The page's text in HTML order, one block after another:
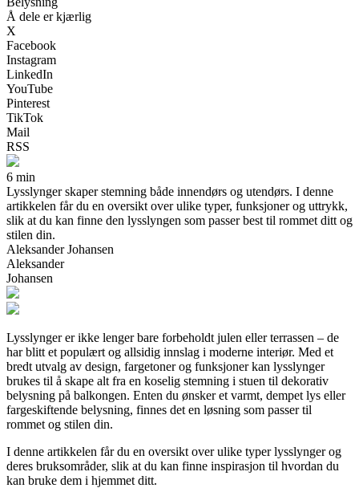
Å dele er kjærlig
X
Facebook
Instagram
LinkedIn
YouTube
Pinterest
TikTok
Mail
RSS
6 min
Lysslynger skaper stemning både innendørs og utendørs. I denne
artikkelen får du en oversikt over ulike typer, funksjoner og uttrykk,
slik at du kan finne den lysslyngen som passer best til rommet ditt og
stilen din.
Aleksander Johansen
Aleksander
Johansen
Lysslynger er ikke lenger bare forbeholdt julen eller terrassen – de
har blitt et populært og allsidig innslag i moderne interiør. Med et
bredt utvalg av design, fargetoner og funksjoner kan lysslynger
brukes til å skape alt fra en koselig stemning i stuen til dekorativ
belysning på balkongen. Enten du ønsker et varmt, dempet lys eller
fargeskiftende belysning, finnes det en løsning som passer til
rommet og stilen din.
I denne artikkelen får du en oversikt over ulike typer lysslynger og
deres bruksområder, slik at du kan finne inspirasjon til hvordan du
kan bruke dem i hjemmet ditt.